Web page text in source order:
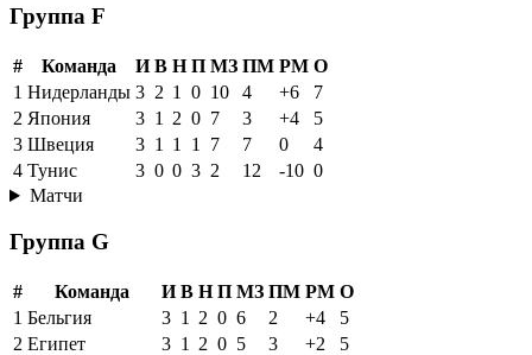
Группа F
# Команда И В Н П МЗ ПМ РМ О
1 Нидерланды 3 2 1 0 10 4 +6
7
2 Япония 3 1 2 0 7 3 +4
5
3 Швеция 3 1 1 1 7 7 0
4
4 Тунис 3 0 0 3 2 12 -10 0
Матчи
Группа G
# Команда И В Н П МЗ ПМ РМ О
1 Бельгия 3 1 2 0 6 2 +4
5
2 Египет 3 1 2 0 5 3 +2
5